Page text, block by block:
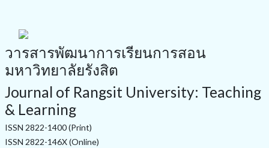
วารสารพัฒนาการเรียนการสอน
มหาวิทยาลัยรังสิต
Journal of Rangsit University: Teaching
& Learning
ISSN 2822-1400 (Print)
ISSN 2822-146X (Online)